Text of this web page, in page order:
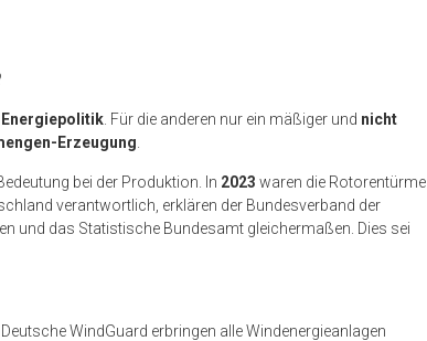
Energiepolitik . Für die anderen nur ein mäßiger und nicht
Erzeugung
bei der Produktion. In 2023 waren die Rotorentürme
verantwortlich, erklären der Bundesverband der
und das Statistische Bundesamt gleichermaßen. Dies sei
WindGuard erbringen alle Windenergieanlagen